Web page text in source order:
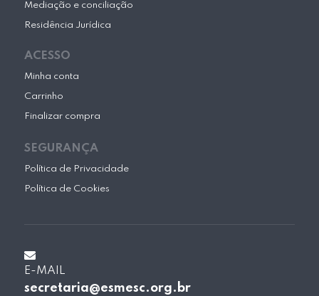
Mediação e conciliação
Residência Jurídica
ACESSO
Minha conta
Carrinho
Finalizar compra
SEGURANÇA
Política de Privacidade
Política de Cookies
E-MAIL
secretaria@esmesc.org.br